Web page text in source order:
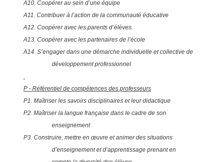
A10. Coopérer au sein d’une équipe
A11. Contribuer à l’action de la communauté éducative
A12. Coopérer avec les parents d’élèves.
A13. Coopérer avec les partenaires de l’école
A14. S’engager dans une démarche individuelle et collective de
développement professionnel
P - Référentiel de compétences des professeurs
P1. Maîtriser les savoirs disciplinaires et leur didactique
P2. Maîtriser la langue française dans le cadre de son
enseignement
P3. Construire, mettre en œuvre et animer des situations
d’enseignement et d’apprentissage prenant en